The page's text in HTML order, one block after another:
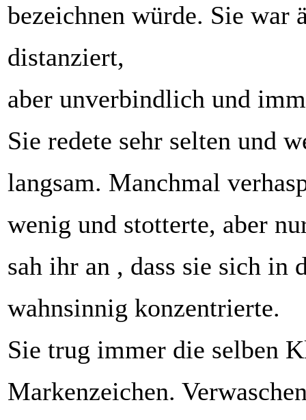
bezeichnen würde. Sie war
distanziert,
aber unverbindlich und
Sie redete sehr selten und
langsam. Manchmal
wenig und stotterte, aber
sah ihr an , dass sie sich in
wahnsinnig konzentrierte.
Sie trug immer die selben
Markenzeichen.